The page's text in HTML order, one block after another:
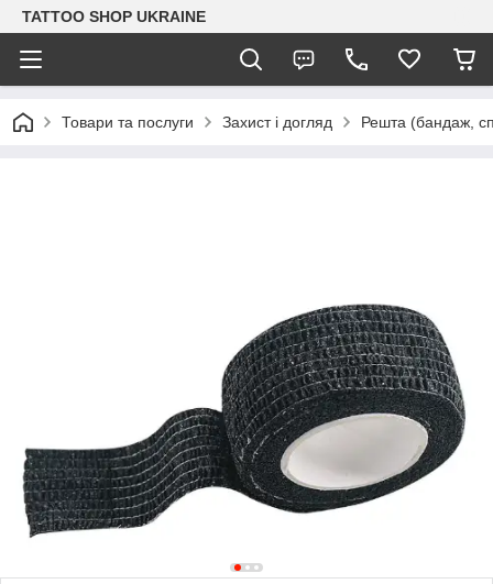
TATTOO SHOP UKRAINE
Товари та послуги Захист і догляд Решта (бандаж,